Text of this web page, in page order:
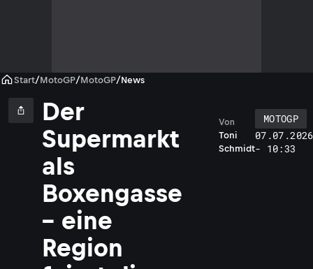
Start/MotoGP/MotoGP/News
Der
Supermarkt
als
Boxengasse
– eine
Region
Toni
Schmidt
Von
MOTOGP
07.07.2026
- 10:33